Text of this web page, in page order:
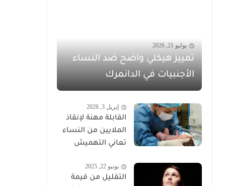
يوليو 21, 2026
تمييز هيكلي واضح ضد النساء
الأجنبيات في الدانمرك
إبريل 3, 2026
القابلة مهنة لإنقاذ
الملايين من النساء
تعاني التهميش
يونيو 22, 2025
التقليل من قيمة